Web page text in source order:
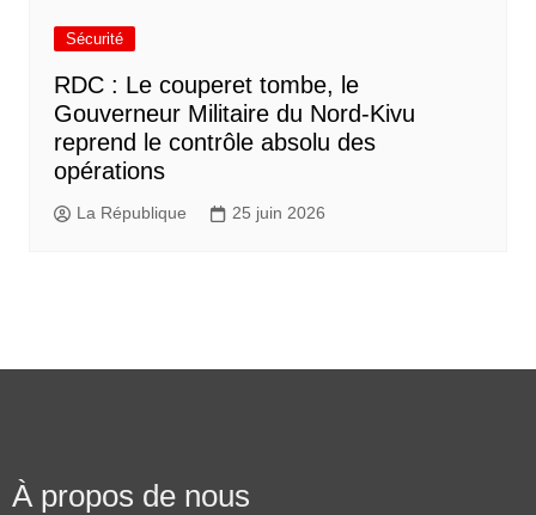
Sécurité
RDC : Le couperet tombe, le
Gouverneur Militaire du Nord-Kivu
reprend le contrôle absolu des
opérations
La République 25 juin 2026
À propos de nous